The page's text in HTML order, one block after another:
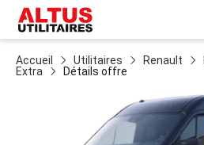
Accueil Utilitaires Renault
Extra
Détails offre